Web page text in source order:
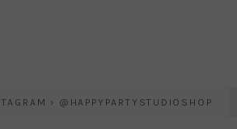
› @HAPPYPARTYSTUDIOSHOP